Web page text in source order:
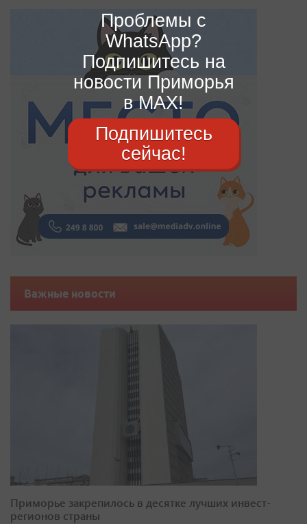
Важные новости
Приморье закрепилось в десятке лучших инвест-
регионов страны
Проблемы с
WhatsApp?
Подпишитесь на
новости Приморья
в MAX!
Подпишитесь
сейчас!